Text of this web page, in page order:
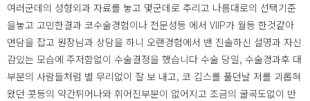
여러군데의 성형외과 자료를 놓고 몇군데로 추리고 나름대로의 선택기준
을놓고 고민한결과 코수술경험이나 전문성등 에서 VIIP가 월등 한것같아
면담을 잡고 원장님과 상담을 하니 오랜경험에서 밴 진솔하신 설명과 자신
감있는 모습에 주저함없이 수술결정을 했습니다 수술 당일, 수술경과후 대
부분의 사람들처럼 별 무리없이 잘 보 내고, 코 깁스를 풀던날 저를 괴롭혀
왔던 콧등의 약간튀어나와 휘어진부분이 없어지고 조금의 굴곡도없이 반